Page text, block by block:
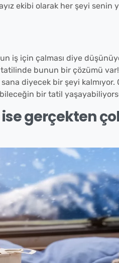
ekibi olarak her şeyi senin
iş için çalması diye
bunun bir çözümü
diyecek bir şeyi kalmıyor.
bir tatil
gerçekten